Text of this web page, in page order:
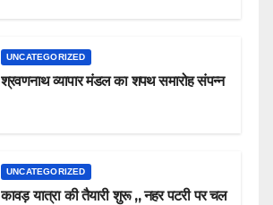
UNCATEGORIZED
श्रवणनाथ व्यापार मंडल का शपथ समारोह संपन्न
UNCATEGORIZED
कावड़ यात्रा की तैयारी शुरू ,, नहर पटरी पर चल